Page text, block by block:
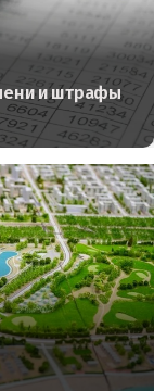
и штрафы